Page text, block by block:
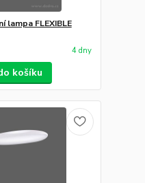
lampa FLEXIBLE
4 dny
košíku